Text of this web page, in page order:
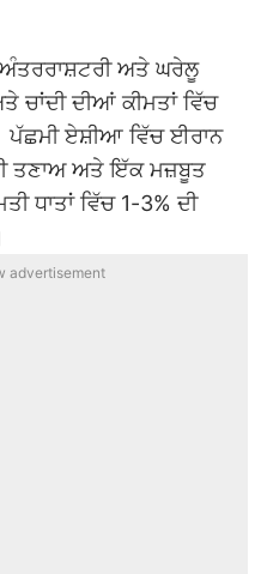
ਅੰਤਰਰਾਸ਼ਟਰੀ ਅਤੇ ਘਰੇਲੂ
ਚਾਂਦੀ ਦੀਆਂ ਕੀਮਤਾਂ ਵਿੱਚ
ਪੱਛਮੀ ਏਸ਼ੀਆ ਵਿੱਚ ਈਰਾਨ
ਤਣਾਅ ਅਤੇ ਇੱਕ ਮਜ਼ਬੂਤ
ਧਾਤਾਂ ਵਿੱਚ 1-3% ਦੀ
advertisement